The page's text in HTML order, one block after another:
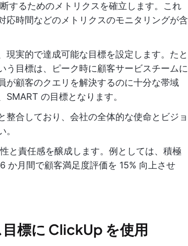
するためのメトリクスを確立します。これ
応時間などのメトリクスのモニタリングが含
現実的で達成可能な目標を設定します。たと
う目標は、ピーク時に顧客サービスチームに
が顧客のクエリを解決するのに十分な帯域
の目標となります。
整合しており、会社の全体的な使命とビジョ
と責任感を醸成します。例としては、積極
か月間で顧客満足度評価を 15% 向上させ
標に ClickUp を使用